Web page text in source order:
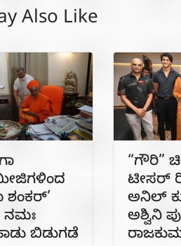
Also Like
ನಮಃ
ಬಿಡುಗಡೆ
“ಗೌರಿ”
ಟೀಸರ್
ಅನಿಲ್
ಅಶ್ವಿನಿ